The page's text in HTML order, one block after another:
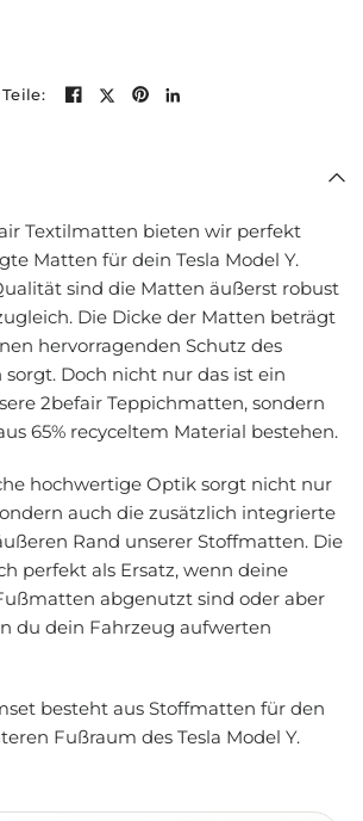
Teile:
Textilmatten bieten wir perfekt
Matten für dein Tesla Model Y.
sind die Matten äußerst robust
Die Dicke der Matten beträgt
hervorragenden Schutz des
Doch nicht nur das ist ein
2befair Teppichmatten, sondern
65% recyceltem Material bestehen.
hochwertige Optik sorgt nicht nur
auch die zusätzlich integrierte
Rand unserer Stoffmatten. Die
perfekt als Ersatz, wenn deine
abgenutzt sind oder aber
du dein Fahrzeug aufwerten
besteht aus Stoffmatten für den
Fußraum des Tesla Model Y.